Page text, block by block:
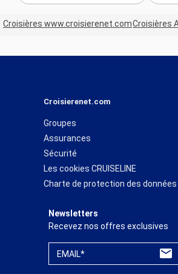
Croisières www.croisierenet.comCroisières
Croisierenet.com
Groupes
Assurances
Sécurité
Les cookies CRUISELINE
Charte de protection des
Newsletters
Recevez nos offres exclusives
EMAIL*